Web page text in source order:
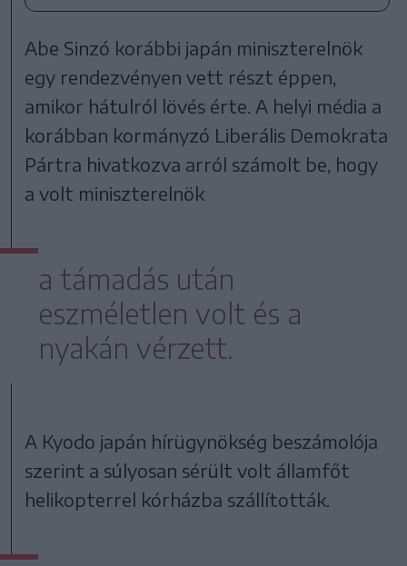
Abe Sinzó korábbi japán miniszterelnök
egy rendezvényen vett részt éppen,
amikor hátulról lövés érte. A helyi média a
korábban kormányzó Liberális Demokrata
Pártra hivatkozva arról számolt be, hogy
a volt miniszterelnök
a támadás után
eszméletlen volt és a
nyakán vérzett.
A Kyodo japán hírügynökség beszámolója
szerint a súlyosan sérült volt államfőt
helikopterrel kórházba szállították.